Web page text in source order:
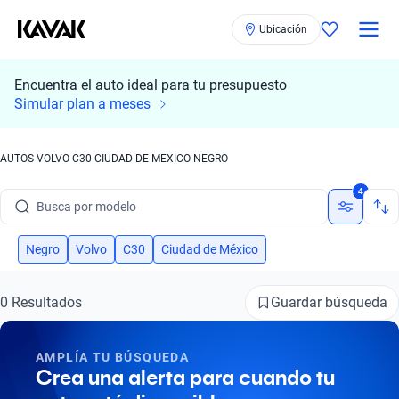
Ubicación
Encuentra el auto ideal para tu presupuesto
Simular plan a meses
AUTOS VOLVO C30 CIUDAD DE MEXICO NEGRO
Busca por modelo
Busca por versión
Busca por marca
Busca por modelo
4
Negro Volvo C30 Ciudad de México
0 Resultados Guardar búsqueda
AMPLÍA TU BÚSQUEDA
Crea una alerta para cuando tu